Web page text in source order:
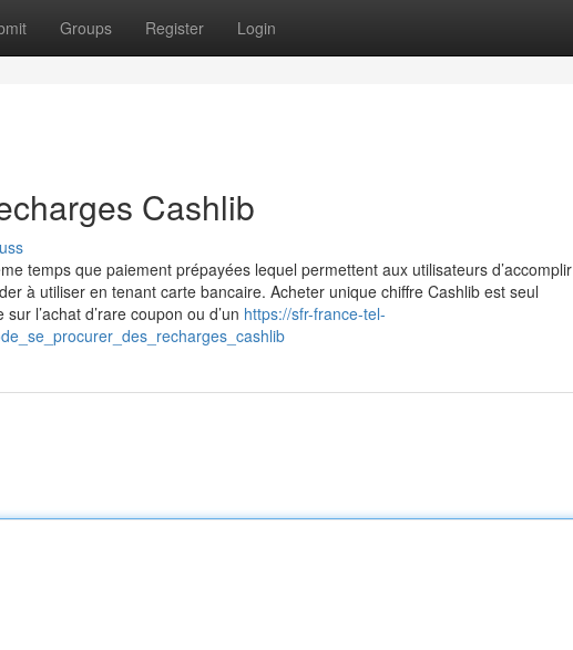
Groups Register Login
Cashlib
temps que paiement prépayées lequel permettent aux utilisateurs d’accomplir
à utiliser en tenant carte bancaire. Acheter unique chiffre Cashlib est seul
l’achat d’rare coupon ou d’un https://sfr-france-tel-